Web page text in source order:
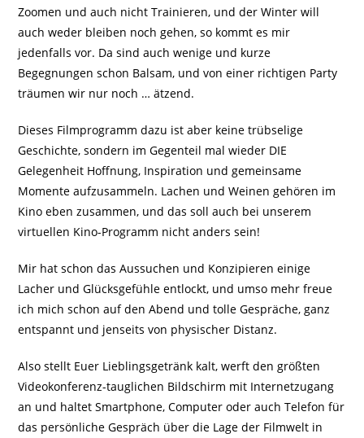
Zoomen und auch nicht Trainieren, und der Winter will
auch weder bleiben noch gehen, so kommt es mir
jedenfalls vor. Da sind auch wenige und kurze
Begegnungen schon Balsam, und von einer richtigen Party
träumen wir nur noch … ätzend.
Dieses Filmprogramm dazu ist aber keine trübselige
Geschichte, sondern im Gegenteil mal wieder DIE
Gelegenheit Hoffnung, Inspiration und gemeinsame
Momente aufzusammeln. Lachen und Weinen gehören im
Kino eben zusammen, und das soll auch bei unserem
virtuellen Kino-Programm nicht anders sein!
Mir hat schon das Aussuchen und Konzipieren einige
Lacher und Glücksgefühle entlockt, und umso mehr freue
ich mich schon auf den Abend und tolle Gespräche, ganz
entspannt und jenseits von physischer Distanz.
Also stellt Euer Lieblingsgetränk kalt, werft den größten
Videokonferenz-tauglichen Bildschirm mit Internetzugang
an und haltet Smartphone, Computer oder auch Telefon für
das persönliche Gespräch über die Lage der Filmwelt in